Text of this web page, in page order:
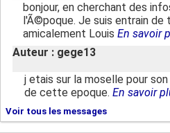
bonjour, en cherchant des
l'Ã©poque. Je suis entrain
amicalement Louis En savoir
Auteur : gege13
j etais sur la moselle pour
de cette epoque. En savoir
Voir tous les messages